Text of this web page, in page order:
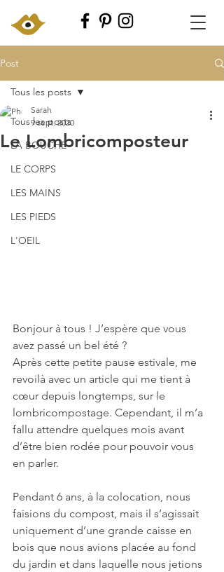
Post
Tous les posts
LA BOUCHE
LE CORPS
LES MAINS
LES PIEDS
L'OEIL
Tous les posts
Le Lombricomposteur
Sarah
9 sept. 2020
Bonjour à tous ! J’espère que vous
avez passé un bel été ?
Après cette petite pause estivale, me
revoilà avec un article qui me tient à
cœur depuis longtemps, sur le
lombricompostage. Cependant, il m’a
fallu attendre quelques mois avant
d’être bien rodée pour pouvoir vous
en parler.
Pendant 6 ans, à la colocation, nous
faisions du compost, mais il s’agissait
uniquement d’une grande caisse en
bois que nous avions placée au fond
du jardin et dans laquelle nous jetions